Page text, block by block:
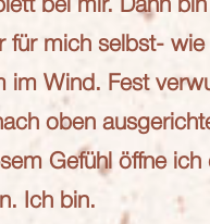
bei mir. Dann
für mich selbst- wie
im Wind. Fest
oben
Gefühl öffne ich
Ich bin.